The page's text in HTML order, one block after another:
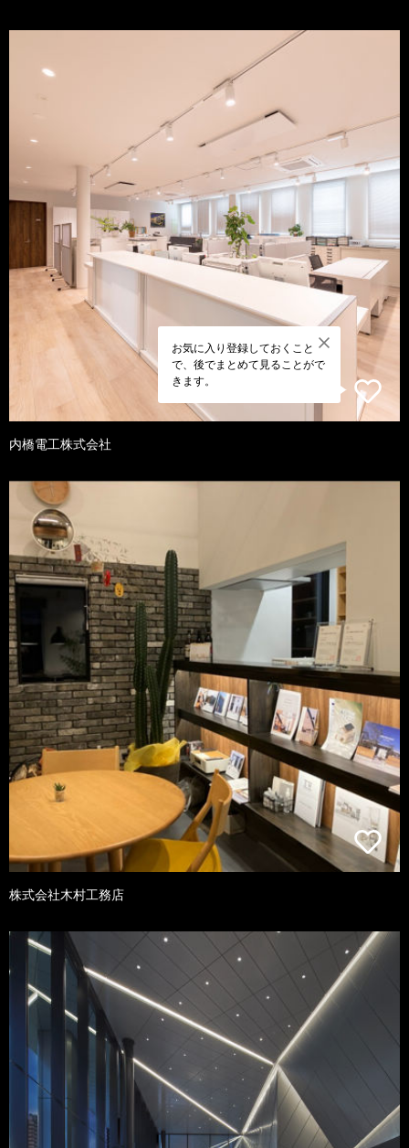
お気に入り登録しておくこと
で、後でまとめて見ることがで
きます。
内橋電工株式会社
株式会社木村工務店